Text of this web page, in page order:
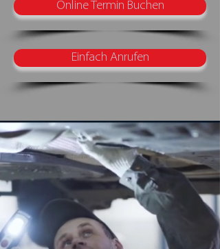
Online Termin Buchen
Einfach Anrufen